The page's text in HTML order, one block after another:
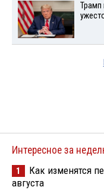
Трамп
Интересное за
1
Как изменятся
августа